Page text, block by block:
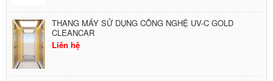
THANG MÁY SỬ DỤNG CÔNG NGHỆ UV-C GOLD
CLEANCAR
Liên hệ